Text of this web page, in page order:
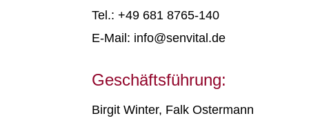
Tel.: +49 681 8765-140
E-Mail: info@senvital.de
Geschäftsführung:
Birgit Winter, Falk Ostermann